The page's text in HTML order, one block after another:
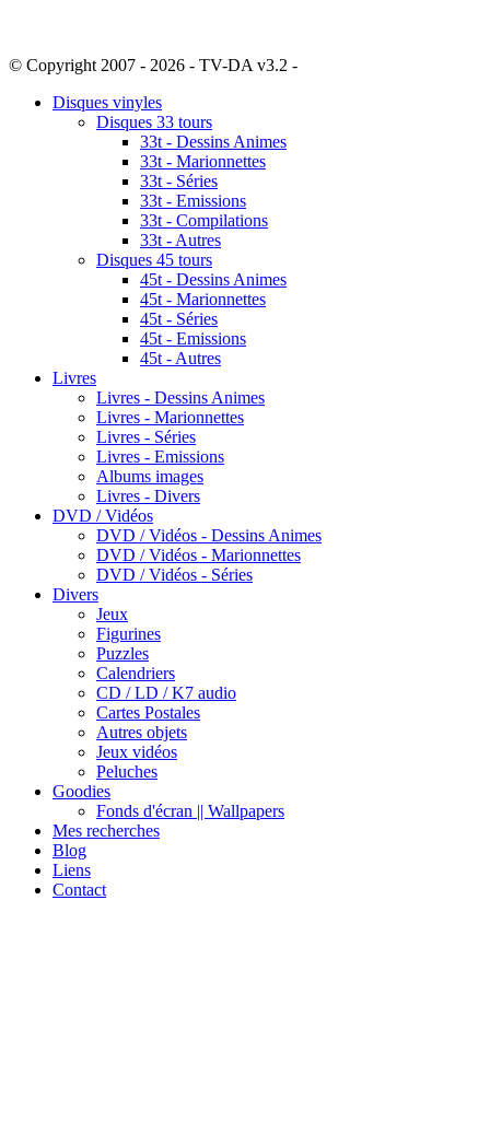
© Copyright 2007 - 2026 - TV-DA v3.2 -
Disques vinyles
Disques 33 tours
33t - Dessins Animes
33t - Marionnettes
33t - Séries
33t - Emissions
33t - Compilations
33t - Autres
Disques 45 tours
45t - Dessins Animes
45t - Marionnettes
45t - Séries
45t - Emissions
45t - Autres
Livres
Livres - Dessins Animes
Livres - Marionnettes
Livres - Séries
Livres - Emissions
Albums images
Livres - Divers
DVD / Vidéos
DVD / Vidéos - Dessins Animes
DVD / Vidéos - Marionnettes
DVD / Vidéos - Séries
Divers
Jeux
Figurines
Puzzles
Calendriers
CD / LD / K7 audio
Cartes Postales
Autres objets
Jeux vidéos
Peluches
Goodies
Fonds d'écran || Wallpapers
Mes recherches
Blog
Liens
Contact